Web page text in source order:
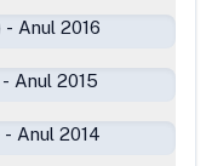
- Anul 2016
- Anul 2015
- Anul 2014